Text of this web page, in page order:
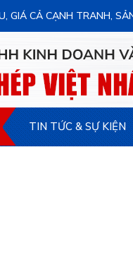
GIÁ CẢ CẠNH TRANH,
TIN TỨC & SỰ KIỆN